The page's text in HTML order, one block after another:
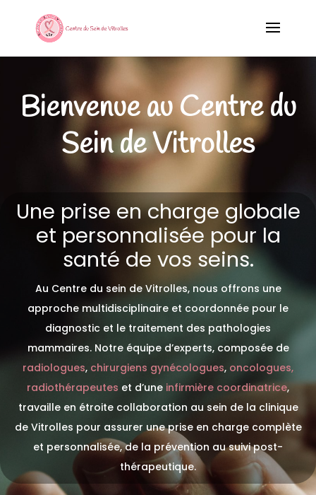
Bienvenue au Centre du
Sein de Vitrolles
Une prise en charge globale
et personnalisée pour la
santé de vos seins.
Au Centre du sein de Vitrolles, nous offrons une
approche multidisciplinaire et coordonnée pour le
diagnostic et le traitement des pathologies
mammaires. Notre équipe d’experts, composée de
radiologues, chirurgiens gynécologues, oncologues,
radiothérapeutes et d’une infirmière coordinatrice,
travaille en étroite collaboration au sein de la clinique
de Vitrolles pour assurer une prise en charge complète
et personnalisée, de la prévention au suivi post-
thérapeutique.